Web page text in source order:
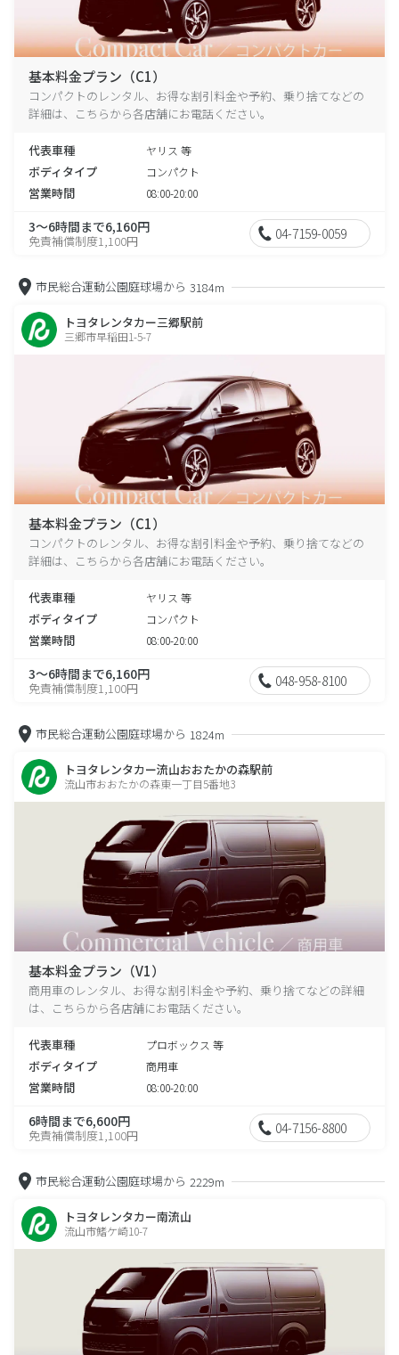
基本料金プラン（C1）
コンパクトのレンタル、お得な割引料金や予約、乗り捨てなどの
詳細は、こちらから各店舗にお電話ください。
代表車種 ヤリス 等
ボディタイプ コンパクト
営業時間 08:00-20:00
3～6時間まで6,160円
免責補償制度1,100円 04-7159-0059
市民総合運動公園庭球場から 3184m
トヨタレンタカー三郷駅前
三郷市早稲田1-5-7
基本料金プラン（C1）
コンパクトのレンタル、お得な割引料金や予約、乗り捨てなどの
詳細は、こちらから各店舗にお電話ください。
代表車種 ヤリス 等
ボディタイプ コンパクト
営業時間 08:00-20:00
3～6時間まで6,160円
免責補償制度1,100円 048-958-8100
市民総合運動公園庭球場から 1824m
トヨタレンタカー流山おおたかの森駅前
流山市おおたかの森東一丁目5番地3
基本料金プラン（V1）
商用車のレンタル、お得な割引料金や予約、乗り捨てなどの詳細
は、こちらから各店舗にお電話ください。
代表車種 プロボックス 等
ボディタイプ 商用車
営業時間 08:00-20:00
6時間まで6,600円
免責補償制度1,100円 04-7156-8800
市民総合運動公園庭球場から 2229m
トヨタレンタカー南流山
流山市鰭ケ崎10-7